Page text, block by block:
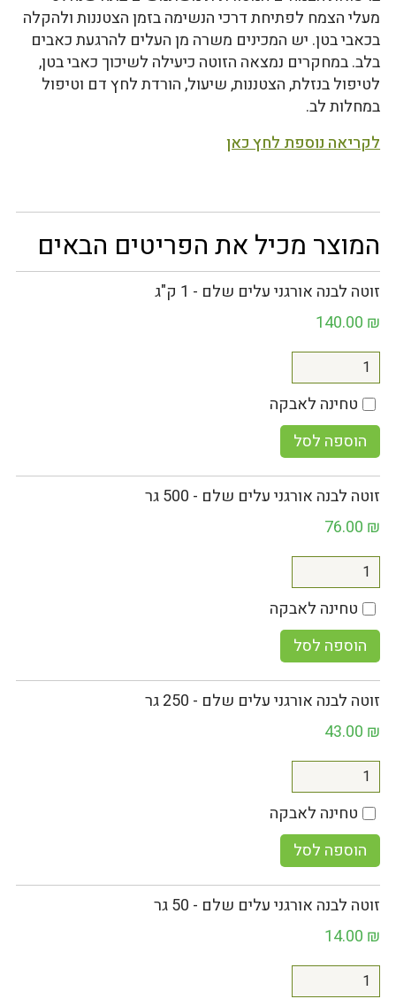
מעלי הצמח לפתיחת דרכי הנשימה בזמן הצטננות ולהקלה
בכאבי בטן. יש המכינים משרה מן העלים להרגעת כאבים
בלב. במחקרים נמצאה הזוטה כיעילה לשיכוך כאבי בטן,
לטיפול בנזלת, הצטננות, שיעול, הורדת לחץ דם וטיפול
במחלות לב.
לקריאה נוספת לחץ כאן
המוצר מכיל את הפריטים הבאים
זוטה לבנה אורגני עלים שלם - 1 ק"ג
140.00 ₪
טחינה לאבקה
הוספה לסל
זוטה לבנה אורגני עלים שלם - 500 גר
76.00 ₪
טחינה לאבקה
הוספה לסל
זוטה לבנה אורגני עלים שלם - 250 גר
43.00 ₪
טחינה לאבקה
הוספה לסל
זוטה לבנה אורגני עלים שלם - 50 גר
14.00 ₪